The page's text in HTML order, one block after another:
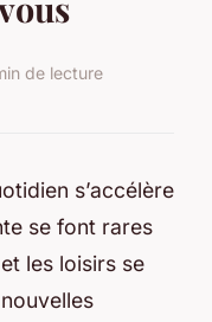
de lecture
s’accélère
se font rares
les loisirs se